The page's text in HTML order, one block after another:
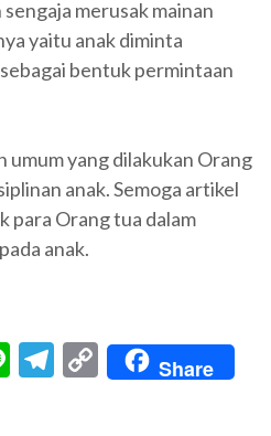
merusak mainan
yaitu anak diminta
bentuk permintaan
umum yang dilakukan Orang
anak. Semoga artikel
para Orang tua dalam
anak.
LineTelegram
Copy
Link
Share